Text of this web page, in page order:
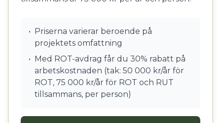
• Priserna varierar beroende på
projektets omfattning
• Med ROT-avdrag får du 30% rabatt på
arbetskostnaden (tak: 50 000 kr/år för
ROT, 75 000 kr/år för ROT och RUT
tillsammans, per person)